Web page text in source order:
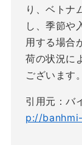
り、ベトナ
し、季節や
用する場合
荷の状況に
ございます。
引用元：バ
p://